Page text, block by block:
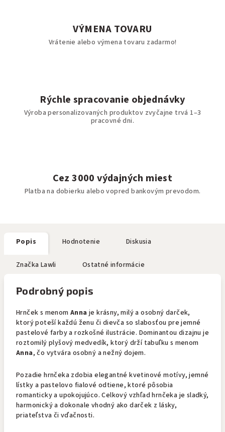
VÝMENA TOVARU
Vrátenie alebo výmena tovaru zadarmo!
Rýchle spracovanie objednávky
Výroba personalizovaných produktov zvyčajne trvá 1–3
pracovné dni.
Cez 3000 výdajných miest
Platba na dobierku alebo vopred bankovým prevodom.
Popis Hodnotenie Diskusia
Značka Lawli Ostatné informácie
Podrobný popis
Hrnček s menom Anna je krásny, milý a osobný darček,
ktorý poteší každú ženu či dievča so slabosťou pre jemné
pastelové farby a rozkošné ilustrácie. Dominantou dizajnu je
roztomilý plyšový medvedík, ktorý drží tabuľku s menom
Anna, čo vytvára osobný a nežný dojem.
Pozadie hrnčeka zdobia elegantné kvetinové motívy, jemné
lístky a pastelovo fialové odtiene, ktoré pôsobia
romanticky a upokojujúco. Celkový vzhľad hrnčeka je sladký,
harmonický a dokonale vhodný ako darček z lásky,
priateľstva či vďačnosti.